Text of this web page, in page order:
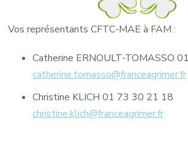
Vos représentants CFTC-MAE à FAM :
Catherine ERNOULT-TOMASSO
catherine.tomasso@franceagrimer.fr
Christine KLICH 01 73 30 21 18
christine.klich@franceagrimer.fr